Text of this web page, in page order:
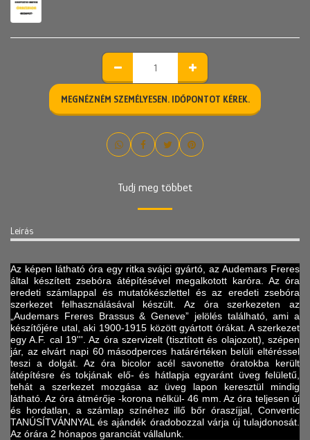
MEGNÉZNÉM SZEMÉLYESEN. IDŐPONTOT KÉREK.
Tudj meg többet
Leírás
Az képen látható óra egy ritka svájci gyártó, az Audemars Freres
által készített zsebóra átépítésével megalkotott karóra. Az óra
eredeti számlappal és mutatókészlettel és az eredeti zsebóra
szerkezet felhasználásával készült. Az óra szerkezeten az
„Audemars Freres Brassus & Geneve” jelölés található, ami a
készítőjére utal, aki 1900-1915 között gyártott órákat. A szerkezet
egy A.F. cal 19'''. Az óra szervizelt (tisztított és olajozott), szépen
jár, az elvárt napi 60 másodperces határértéken belüli eltéréssel
teszi a dolgát. Az óra bicolor acél savonette óratokba került
átépítésre és tokjának elő- és hátlapja egyaránt üveg felületű,
tehát a szerkezet mozgása az üveg lapon keresztül mindig
látható. Az óra átmérője -korona nélkül- 46 mm. Az óra teljesen új
és hordatlan, a számlap színéhez illő bőr óraszíjjal, Convertic
TANÚSÍTVÁNNYAL és ajándék óradobozzal várja új tulajdonosát.
Az órára 2 hónapos garanciát vállalunk.